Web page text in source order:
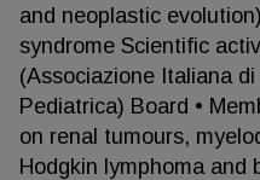
and neoplastic
syndrome Scientific
(Associazione Italiana
Pediatrica) Board •
on renal tumours,
Hodgkin lymphoma and